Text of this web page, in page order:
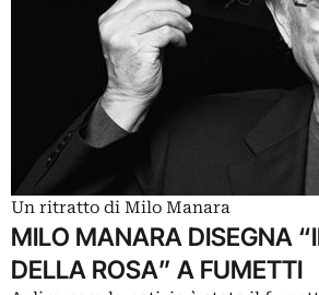
Un ritratto di Milo Manara
MILO MANARA DISEGNA
DELLA ROSA” A FUMETTI